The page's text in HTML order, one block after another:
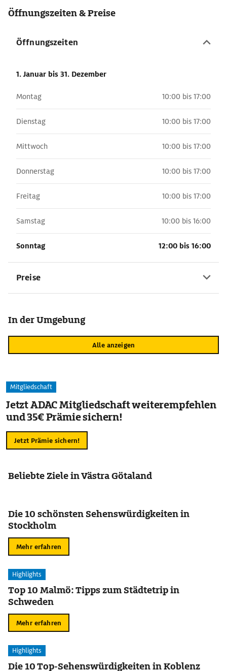
Öffnungszeiten & Preise
Öffnungszeiten
1. Januar bis 31. Dezember
Montag 10:00 bis 17:00
Dienstag 10:00 bis 17:00
Mittwoch 10:00 bis 17:00
Donnerstag 10:00 bis 17:00
Freitag 10:00 bis 17:00
Samstag 10:00 bis 16:00
Sonntag 12:00 bis 16:00
Preise
In der Umgebung
Alle anzeigen
Mitgliedschaft
Jetzt ADAC Mitgliedschaft weiterempfehlen
und 35€ Prämie sichern!
Jetzt Prämie sichern!
Beliebte Ziele in Västra Götaland
Die 10 schönsten Sehenswürdigkeiten in
Stockholm
Mehr erfahren
Highlights
Top 10 Malmö: Tipps zum Städtetrip in
Schweden
Mehr erfahren
Highlights
Die 10 Top-Sehenswürdigkeiten in Koblenz